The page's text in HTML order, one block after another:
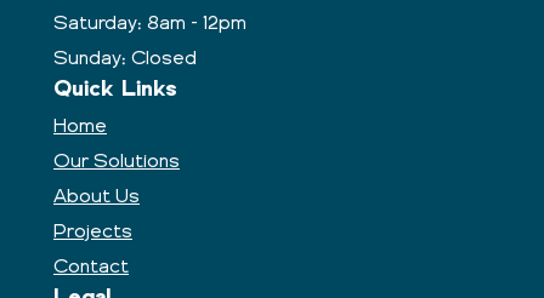
Saturday: 8am - 12pm
Sunday: Closed
Quick Links
Home
Our Solutions
About Us
Projects
Contact